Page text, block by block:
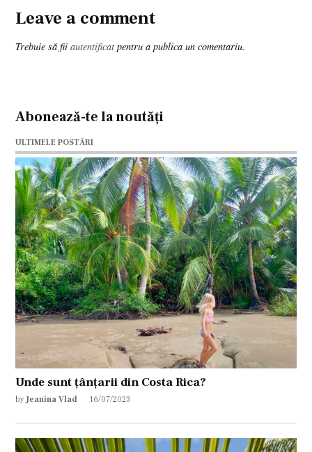
Leave
comment
Trebuie să fiiautentificat pentru a publica un comentariu.
Leave a comment
Abonează-te la noutăți
ULTIMELE POSTĂRI
Unde sunt țânțarii din Costa Rica?
by Jeanina Vlad 16/07/2023